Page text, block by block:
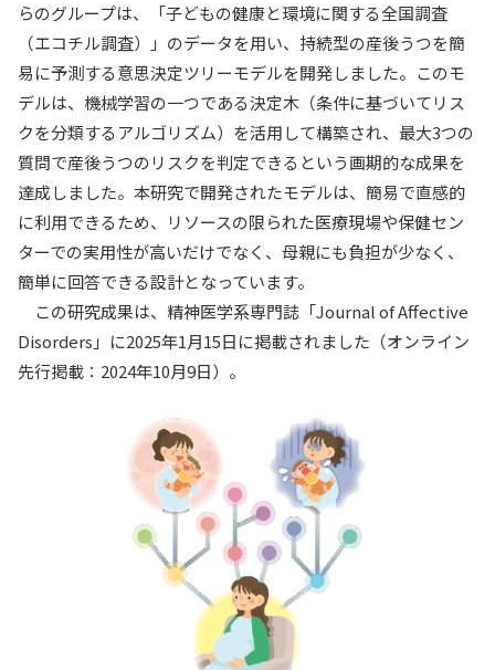
入試情報
教育・学生支援
研究・産学官連携
国際交流・留学
らのグループは、「子どもの健康と環境に関する全国調査
（エコチル調査）」のデータを用い、持続型の産後うつを簡
易に予測する意思決定ツリーモデルを開発しました。このモ
デルは、機械学習の一つである決定木（条件に基づいてリス
クを分類するアルゴリズム）を活用して構築され、最大3つの
質問で産後うつのリスクを判定できるという画期的な成果を
達成しました。本研究で開発されたモデルは、簡易で直感的
に利用できるため、リソースの限られた医療現場や保健セン
ターでの実用性が高いだけでなく、母親にも負担が少なく、
簡単に回答できる設計となっています。
この研究成果は、精神医学系専門誌「Journal of Affective
Disorders」に2025年1月15日に掲載されました（オンライン
先行掲載：2024年10月9日）。